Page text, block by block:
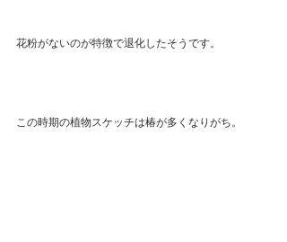
花粉がないのが特徴で退化したそうです。
この時期の植物スケッチは椿が多くなりがち。